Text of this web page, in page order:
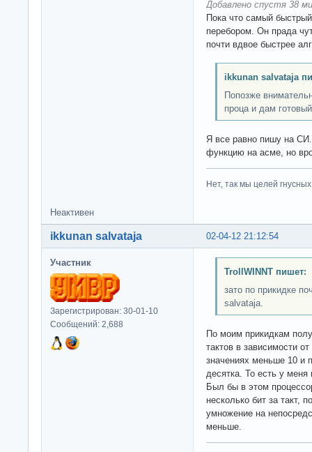
Добавлено спустя 38
Пока что самый
перебором. Он прада
почти вдвое быстрее
ikkunan salvataja
Попозже
проца и дам
Я все равно пишу на
функцию на асме, но
Нет, так мы целей
Неактивен
02-04-12 21:12:54
ikkunan salvataja
Участник
Зарегистрирован: 30-01-10
Сообщений: 2,688
TrollWINNT пишет:
зато по прикидке
salvataja.
По моим прикидкам
тактов в зависимости
значениях меньше 10 и
десятка. То есть у
Был бы в этом
несколько бит за такт,
умножение на
меньше.